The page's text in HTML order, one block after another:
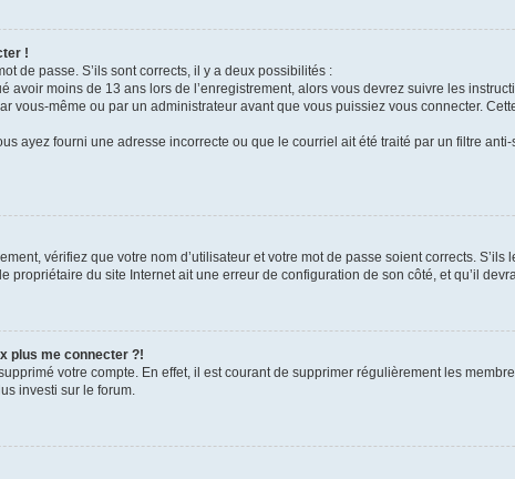
!
de passe. S’ils sont corrects, il y a deux possibilités :
avoir moins de 13 ans lors de l’enregistrement, alors vous devrez suivre les
vous-même ou par un administrateur avant que vous puissiez vous connecter.
ayez fourni une adresse incorrecte ou que le courriel ait été traité par un filtre
vérifiez que votre nom d’utilisateur et votre mot de passe soient corrects.
propriétaire du site Internet ait une erreur de configuration de son côté, et qu’il
plus me connecter ?!
votre compte. En effet, il est courant de supprimer régulièrement les
investi sur le forum.